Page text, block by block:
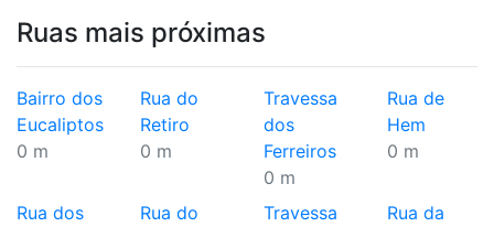
Ruas mais próximas
Bairro dos
Eucaliptos
0 m
Rua do
Retiro
0 m
Travessa
dos
Ferreiros
0 m
Rua de
Hem
0 m
Rua dos
Rua do
Travessa
Rua da